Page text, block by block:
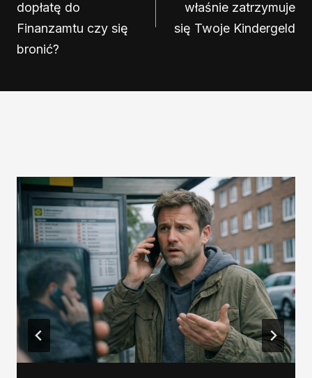
dopłatę do
Finanzamtu czy się
bronić?
właśnie zatrzymuje
się Twoje Kindergeld